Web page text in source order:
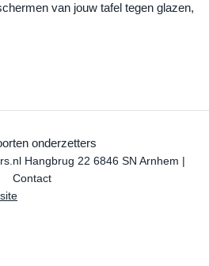
van jouw tafel tegen glazen,
onderzetters
Hangbrug 22 6846 SN Arnhem |
Contact